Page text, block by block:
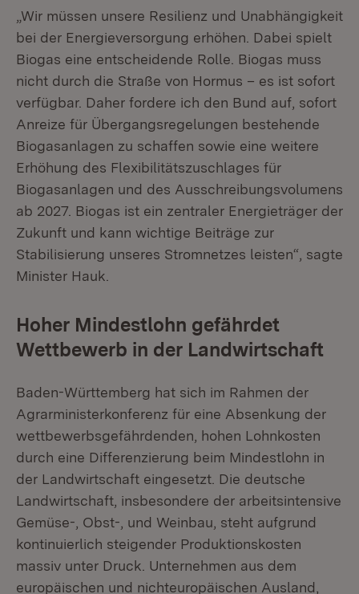
„Wir müssen unsere Resilienz und Unabhängigkeit
bei der Energieversorgung erhöhen. Dabei spielt
Biogas eine entscheidende Rolle. Biogas muss
nicht durch die Straße von Hormus – es ist sofort
verfügbar. Daher fordere ich den Bund auf, sofort
Anreize für Übergangsregelungen bestehende
Biogasanlagen zu schaffen sowie eine weitere
Erhöhung des Flexibilitätszuschlages für
Biogasanlagen und des Ausschreibungsvolumens
ab 2027. Biogas ist ein zentraler Energieträger der
Zukunft und kann wichtige Beiträge zur
Stabilisierung unseres Stromnetzes leisten“, sagte
Minister Hauk.
Hoher Mindestlohn gefährdet
Wettbewerb in der Landwirtschaft
Baden-Württemberg hat sich im Rahmen der
Agrarministerkonferenz für eine Absenkung der
wettbewerbsgefährdenden, hohen Lohnkosten
durch eine Differenzierung beim Mindestlohn in
der Landwirtschaft eingesetzt. Die deutsche
Landwirtschaft, insbesondere der arbeitsintensive
Gemüse-, Obst-, und Weinbau, steht aufgrund
kontinuierlich steigender Produktionskosten
massiv unter Druck. Unternehmen aus dem
europäischen und nichteuropäischen Ausland,